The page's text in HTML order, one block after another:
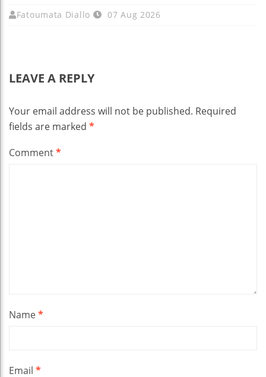
Fatoumata Diallo 07 Aug 2026
LEAVE A REPLY
Your email address will not be published. Required
fields are marked *
Comment*
Name*
Email *